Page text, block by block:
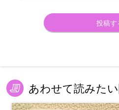
あわせて読みた